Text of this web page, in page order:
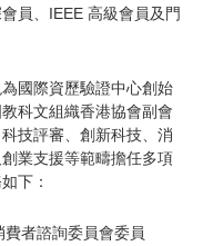
員、IEEE 高級會員及門
國際資歷驗證中心創始
科文組織香港協會副會
技評審、創新科技、消
業支援等範疇擔任多項
下：
者諮詢委員會委員